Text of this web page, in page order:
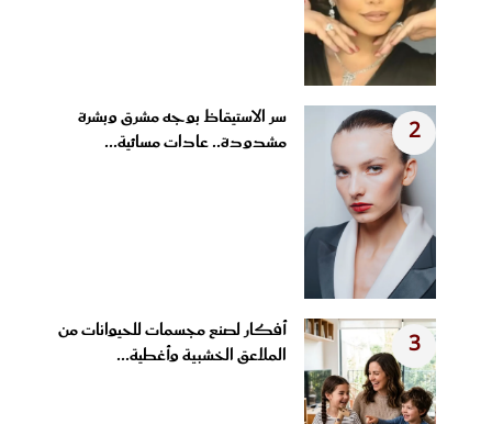
2
سر الاستيقاظ بوجه مشرق وبشرة
مشدودة.. عادات مسائية...
3
أفكار لصنع مجسمات للحيوانات من
الملاعق الخشبية وأغطية...